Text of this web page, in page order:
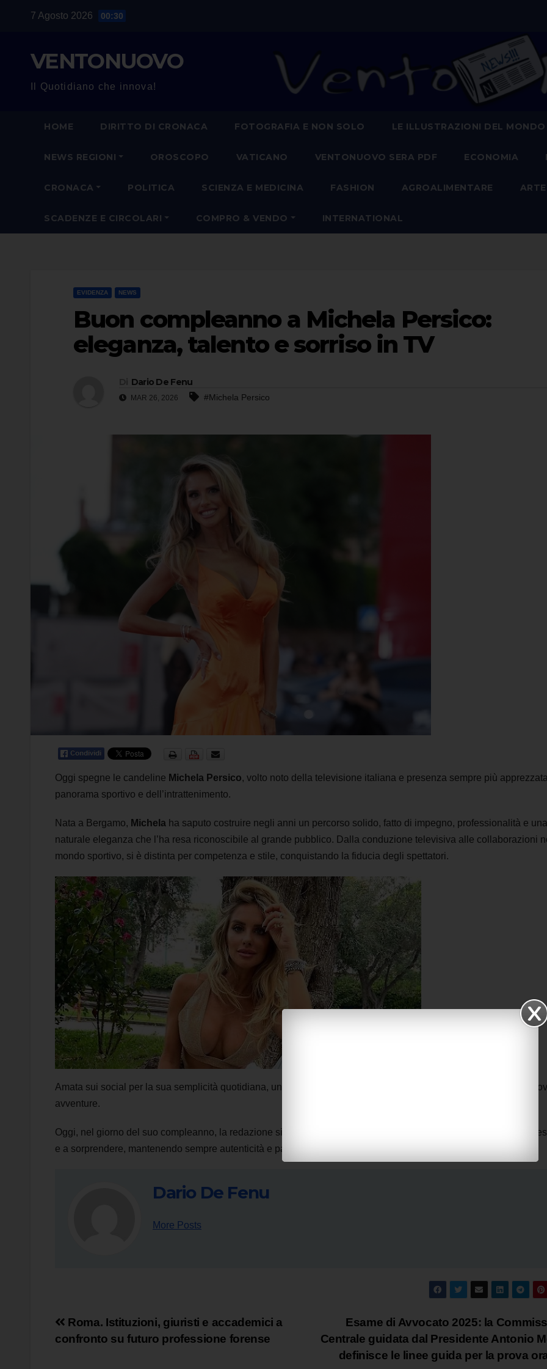
7 Agosto 2026 00:30
VENTONUOVO
Il Quotidiano che innova!
HOME DIRITTO DI CRONACA FOTOGRAFIA E NON SOLO LE ILLUSTRAZIONI DEL
NEWS REGIONI OROSCOPO VATICANO VENTONUOVO SERA PDF ECONOMIA
CRONACA POLITICA SCIENZA E MEDICINA FASHION AGROALIMENTARE ARTE
SCADENZE E CIRCOLARI COMPRO & VENDO INTERNATIONAL
EVIDENZA NEWS
Buon compleanno a Michela Persico:
eleganza, talento e sorriso in TV
Dario De Fenu
MAR 26, 2026 #Michela Persico
Oggi spegne le candeline Michela Persico, volto noto della televisione italiana e presenza sempre più
panorama sportivo e dell’intrattenimento.
Nata a Bergamo, Michela ha saputo costruire negli anni un percorso solido, fatto di impegno, professionalità e una
naturale eleganza che l’ha resa riconoscibile al grande pubblico. Dalla conduzione televisiva alle collaborazioni
mondo sportivo, si è distinta per competenza e stile, conquistando la fiducia degli spettatori.
Amata sui social per la sua semplicità quotidiana, unita alla professionalità con la quale si cimenta sempre in
avventure.
Oggi, nel giorno del suo compleanno, la redazione si unisce agli auguri per una professionista che continua a
e a sorprendere, mantenendo sempre autenticità e passione per il suo lavoro.
Dario De Fenu
More Posts
Navigazione
Esame di Avvocato 2025: la
Centrale guidata dal Presidente Antonio
definisce le linee guida per la prova
Roma. Istituzioni, giuristi e accademici a
confronto su futuro professione forense